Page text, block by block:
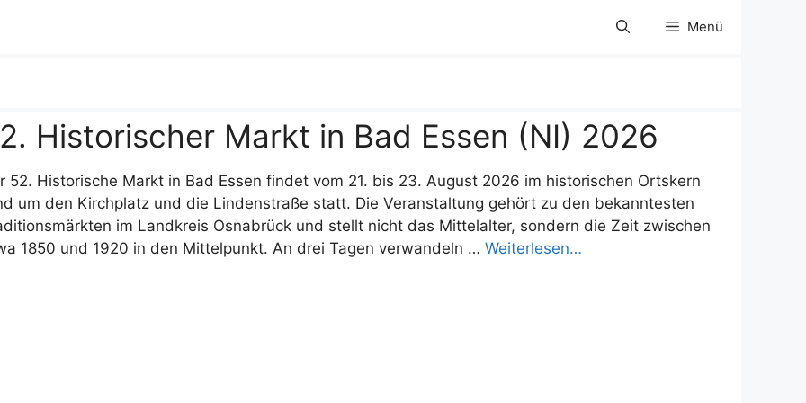
Menü
Historischer Markt in Bad Essen (NI) 2026
52. Historische Markt in Bad Essen findet vom 21. bis 23. August 2026 im historischen Ortskern
um den Kirchplatz und die Lindenstraße statt. Die Veranstaltung gehört zu den bekanntesten
im Landkreis Osnabrück und stellt nicht das Mittelalter, sondern die Zeit zwischen
1850 und 1920 in den Mittelpunkt. An drei Tagen verwandeln … Weiterlesen…